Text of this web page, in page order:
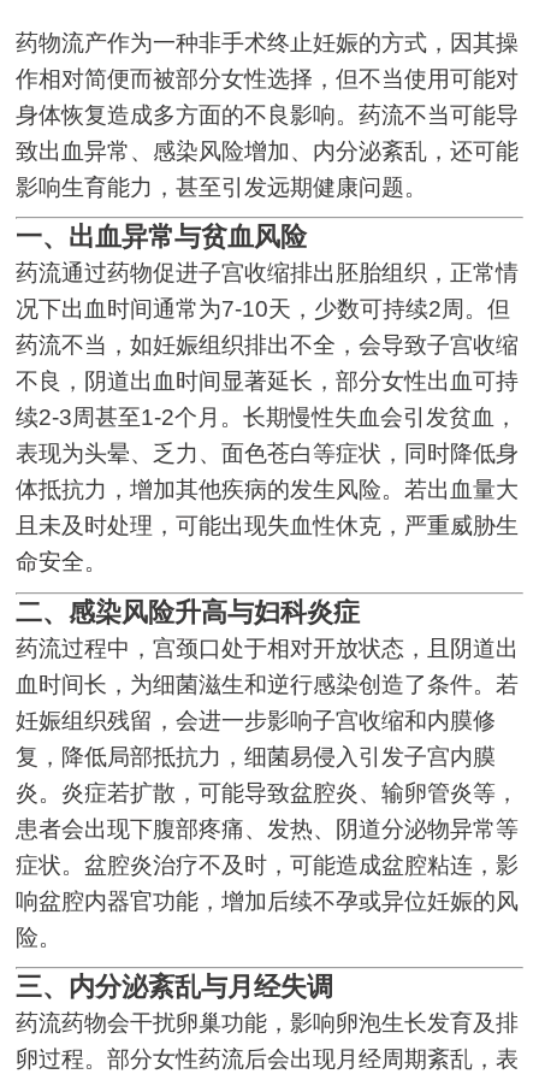
药物流产作为一种非手术终止妊娠的方式，因其操
作相对简便而被部分女性选择，但不当使用可能对
身体恢复造成多方面的不良影响。药流不当可能导
致出血异常、感染风险增加、内分泌紊乱，还可能
影响生育能力，甚至引发远期健康问题。
一、出血异常与贫血风险
药流通过药物促进子宫收缩排出胚胎组织，正常情
况下出血时间通常为7-10天，少数可持续2周。但
药流不当，如妊娠组织排出不全，会导致子宫收缩
不良，阴道出血时间显著延长，部分女性出血可持
续2-3周甚至1-2个月。长期慢性失血会引发贫血，
表现为头晕、乏力、面色苍白等症状，同时降低身
体抵抗力，增加其他疾病的发生风险。若出血量大
且未及时处理，可能出现失血性休克，严重威胁生
命安全。
二、感染风险升高与妇科炎症
药流过程中，宫颈口处于相对开放状态，且阴道出
血时间长，为细菌滋生和逆行感染创造了条件。若
妊娠组织残留，会进一步影响子宫收缩和内膜修
复，降低局部抵抗力，细菌易侵入引发子宫内膜
炎。炎症若扩散，可能导致盆腔炎、输卵管炎等，
患者会出现下腹部疼痛、发热、阴道分泌物异常等
症状。盆腔炎治疗不及时，可能造成盆腔粘连，影
响盆腔内器官功能，增加后续不孕或异位妊娠的风
险。
三、内分泌紊乱与月经失调
药流药物会干扰卵巢功能，影响卵泡生长发育及排
卵过程。部分女性药流后会出现月经周期紊乱，表